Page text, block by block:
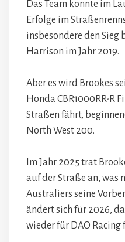
Das Team konnte im
Erfolge im
insbesondere den Sieg
Harrison im Jahr 2019.
Aber es wird Brookes
Honda CBR1000RR-R
Straßen fährt,
North West 200.
Im Jahr 2025 trat
auf der Straße an, was
Australiers seine
ändert sich für 2026,
wieder für DAO Racing